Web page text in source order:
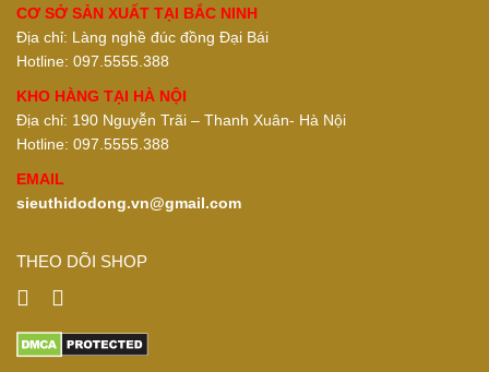
CƠ SỞ SẢN XUẤT TẠI BẮC NINH
Địa chỉ: Làng nghề đúc đồng Đại Bái
Hotline: 097.5555.388
KHO HÀNG TẠI HÀ NỘI
Địa chỉ: 190 Nguyễn Trãi – Thanh Xuân- Hà Nội
Hotline: 097.5555.388
EMAIL
sieuthidodong.vn@gmail.com
THEO DÕI SHOP